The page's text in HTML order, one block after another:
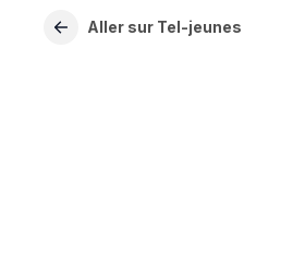
Aller sur Tel-jeunes